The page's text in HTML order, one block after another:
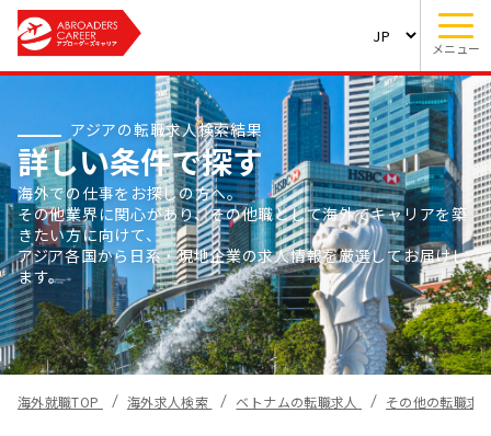
メニュー
アジアの転職求人検索結果
詳しい条件で探す
海外での仕事をお探しの方へ。
その他業界に関心があり、その他職として海外でキャリアを築
きたい方に向けて、
アジア各国から日系・現地企業の求人情報を厳選してお届けし
ます。
海外就職TOP 海外求人検索 ベトナムの転職求人 その他の転職求